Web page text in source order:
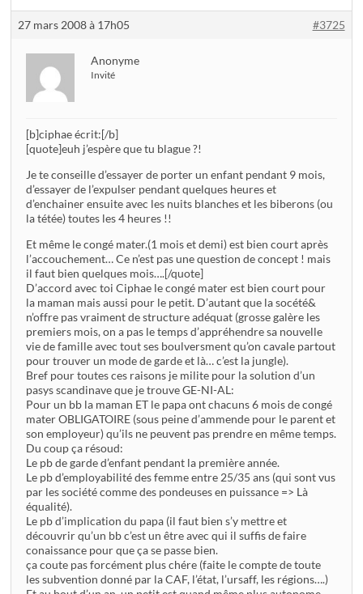
27 mars 2008 à 17h05 #3725
Anonyme
Invité
[b]ciphae écrit:[/b]
[quote]euh j’espère que tu blague ?!
Je te conseille d’essayer de porter un enfant pendant 9 mois,
d’essayer de l’expulser pendant quelques heures et
d’enchainer ensuite avec les nuits blanches et les biberons (ou
la tétée) toutes les 4 heures !!
Et même le congé mater.(1 mois et demi) est bien court après
l’accouchement… Ce n’est pas une question de concept ! mais
il faut bien quelques mois….[/quote]
D’accord avec toi Ciphae le congé mater est bien court pour
la maman mais aussi pour le petit. D’autant que la socété&
n’offre pas vraiment de structure adéquat (grosse galère les
premiers mois, on a pas le temps d’appréhendre sa nouvelle
vie de famille avec tout ses boulversment qu’on cavale partout
pour trouver un mode de garde et là… c’est la jungle).
Bref pour toutes ces raisons je milite pour la solution d’un
pasys scandinave que je trouve GE-NI-AL:
Pour un bb la maman ET le papa ont chacuns 6 mois de congé
mater OBLIGATOIRE (sous peine d’ammende pour le parent et
son employeur) qu’ils ne peuvent pas prendre en même temps.
Du coup ça résoud:
Le pb de garde d’enfant pendant la première année.
Le pb d’employabilité des femme entre 25/35 ans (qui sont vus
par les société comme des pondeuses en puissance => Là
équalité).
Le pb d’implication du papa (il faut bien s’y mettre et
découvrir qu’un bb c’est un être avec qui il suffis de faire
conaissance pour que ça se passe bien.
ça coute pas forcément plus chére (faite le compte de toute
les subvention donné par la CAF, l’état, l’ursaff, les régions….)